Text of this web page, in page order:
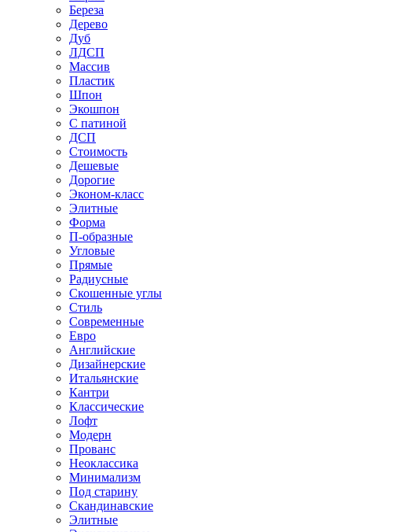
Береза
Дерево
Дуб
ЛДСП
Массив
Пластик
Шпон
Экошпон
С патиной
ДСП
Стоимость
Дешевые
Дорогие
Эконом-класс
Элитные
Форма
П-образные
Угловые
Прямые
Радиусные
Скошенные углы
Стиль
Современные
Евро
Английские
Дизайнерские
Итальянские
Кантри
Классические
Лофт
Модерн
Прованс
Неоклассика
Минимализм
Под старину
Скандинавские
Элитные